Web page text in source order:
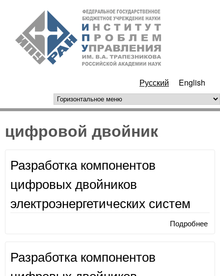
Перейти к основному
содержанию
РАН
Русский English
горизонтальное меню
цифровой двойник
Разработка компонентов
цифровых двойников
электроэнергетических систем
Подробнее
Разработка компонентов